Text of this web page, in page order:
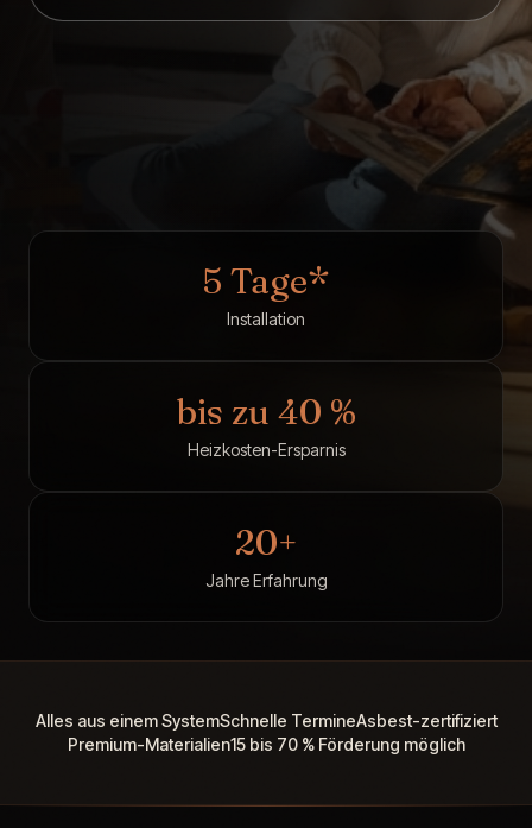
5 Tage*
Installation
bis zu 40 %
Heizkosten-Ersparnis
20+
Jahre Erfahrung
Alles aus einem SystemSchnelle TermineAsbest-zertifiziert
Premium-Materialien15 bis 70 % Förderung möglich